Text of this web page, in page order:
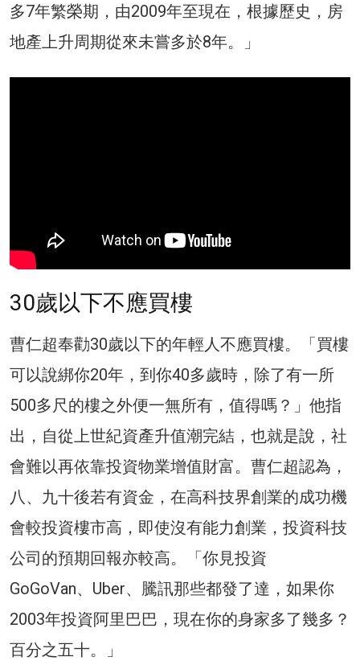
多7年繁榮期，由2009年至現在，根據歷史，房
地產上升周期從來未嘗多於8年。」
30歲以下不應買樓
曹仁超奉勸30歲以下的年輕人不應買樓。「買樓
可以說綁你20年，到你40多歲時，除了有一所
500多尺的樓之外便一無所有，值得嗎？」他指
出，自從上世紀資產升值潮完結，也就是說，社
會難以再依靠投資物業增值財富。曹仁超認為，
八、九十後若有資金，在高科技界創業的成功機
會較投資樓市高，即使沒有能力創業，投資科技
公司的預期回報亦較高。「你見投資
GoGoVan、Uber、騰訊那些都發了達，如果你
2003年投資阿里巴巴，現在你的身家多了幾多？
百分之五十。」